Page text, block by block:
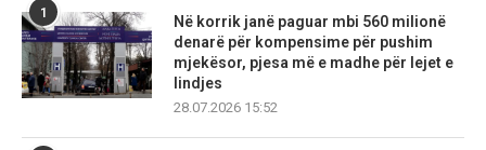
1
Në korrik janë paguar mbi 560 milionë
denarë për kompensime për pushim
mjekësor, pjesa më e madhe për lejet e
lindjes
28.07.2026 15:52